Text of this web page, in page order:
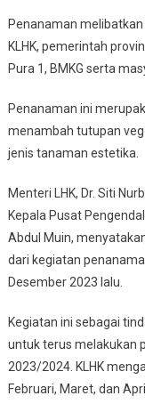
Penanaman
KLHK, pemerintah
Pura 1, BMKG serta
Penanaman ini
menambah tutupan
jenis tanaman estetika.
Menteri LHK, Dr. Siti
Kepala Pusat
Abdul Muin,
dari kegiatan
Desember 2023 lalu.
Kegiatan ini sebagai
untuk terus melakukan
2023/2024. KLHK
Februari, Maret, dan